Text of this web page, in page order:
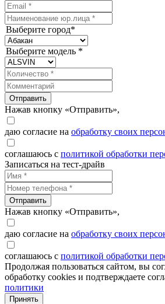
Выберите город*
Выберите модель *
Отправить
Нажав кнопку «Отправить»,
даю согласие на обработку своих
соглашаюсь с политикой обработки
Записаться на тест-драйв
Отправить
Нажав кнопку «Отправить»,
даю согласие на обработку своих
соглашаюсь с политикой обработки
Продолжая пользоваться сайтом, вы
обработку cookies и подтверждаете
политики
Принять